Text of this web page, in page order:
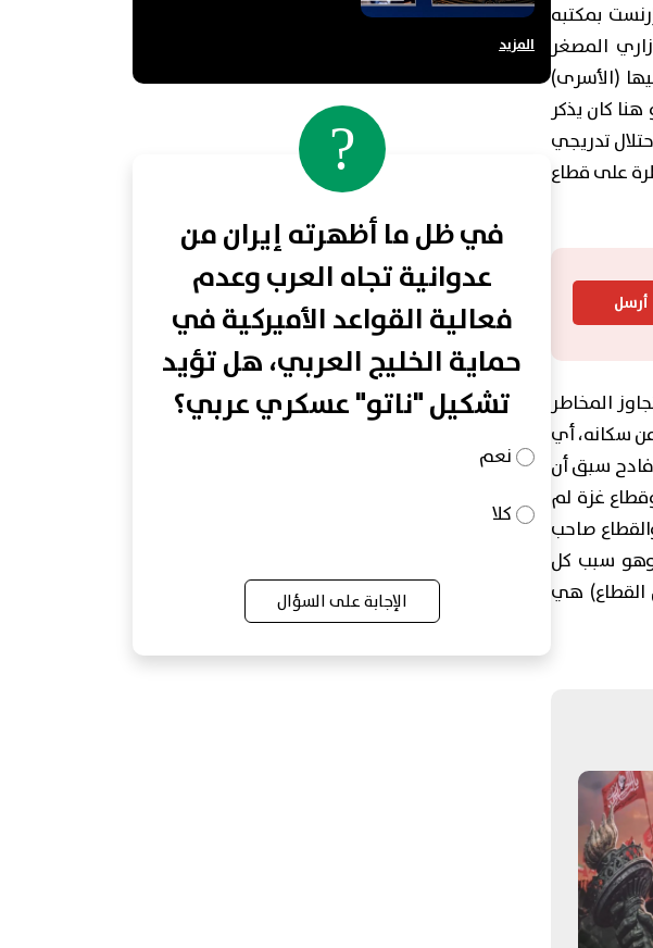
بمكتبه
المصغر
(الأسرى)
كان يذكر
تدريجي
على قطاع
أرسل
المخاطر
من سكانه، أي
فادح سبق أن
الغربية وقطاع غزة لم
صاحب
وهو سبب كل
القطاع) هي
المزيد
?
في ظل ما أظهرته إيران من
عدوانية تجاه العرب وعدم
فعالية القواعد الأميركية في
حماية الخليج العربي، هل تؤيد
تشكيل "ناتو" عسكري عربي؟
نعم
كلا
الإجابة على السؤال